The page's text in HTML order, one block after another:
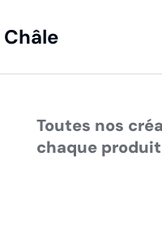
Châle
Toutes nos
chaque